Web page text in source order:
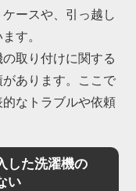
ースや、引っ越し
す。
取り付けに関する
あります。ここで
なトラブルや依頼
した洗濯機の
い